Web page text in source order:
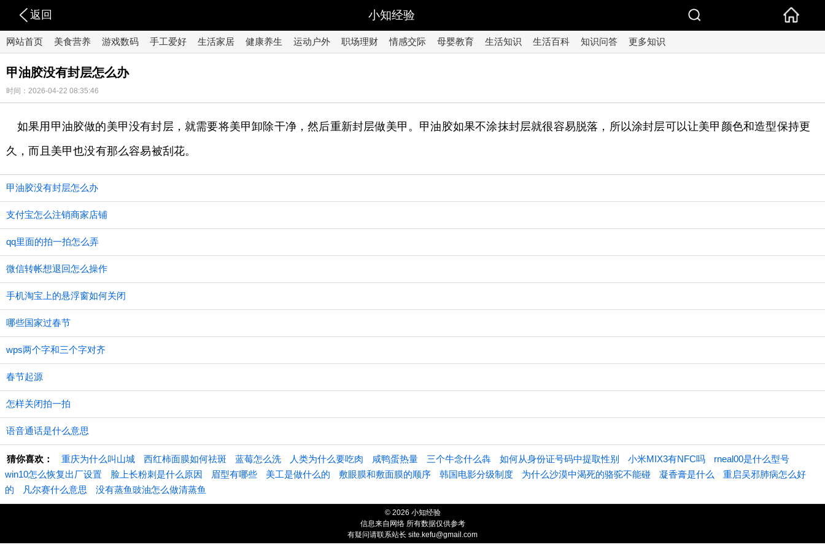
返回 小知经验
网站首页 美食营养 游戏数码 手工爱好 生活家居 健康养生 运动户外 职场理财 情感交际 母婴教育 生活知识 生活百科 知识问答 更多知识
甲油胶没有封层怎么办
时间：2026-04-22 08:35:46
如果用甲油胶做的美甲没有封层，就需要将美甲卸除干净，然后重新封层做美甲。甲油胶如果不涂抹封层就很容易脱落，所以涂封层可以让美甲颜色和造型保持更
久，而且美甲也没有那么容易被刮花。
甲油胶没有封层怎么办
支付宝怎么注销商家店铺
qq里面的拍一拍怎么弄
微信转帐想退回怎么操作
手机淘宝上的悬浮窗如何关闭
哪些国家过春节
wps两个字和三个字对齐
春节起源
怎样关闭拍一拍
语音通话是什么意思
猜你喜欢： 重庆为什么叫山城 西红柿面膜如何祛斑 蓝莓怎么洗 人类为什么要吃肉 咸鸭蛋热量 三个牛念什么犇 如何从身份证号码中提取性别 小米MIX3有NFC吗
rneal00是什么型号
win10怎么恢复出厂设置
脸上长粉刺是什么原因 眉型有哪些 美工是做什么的 敷眼膜和敷面膜的顺序 韩国电影分级制度 为什么沙漠中渴死的骆驼不能碰 凝香膏是什么
重启吴邪肺病怎么好
的
凡尔赛什么意思 没有蒸鱼豉油怎么做清蒸鱼
© 2026 小知经验
信息来自网络 所有数据仅供参考
有疑问请联系站长 site.kefu@gmail.com